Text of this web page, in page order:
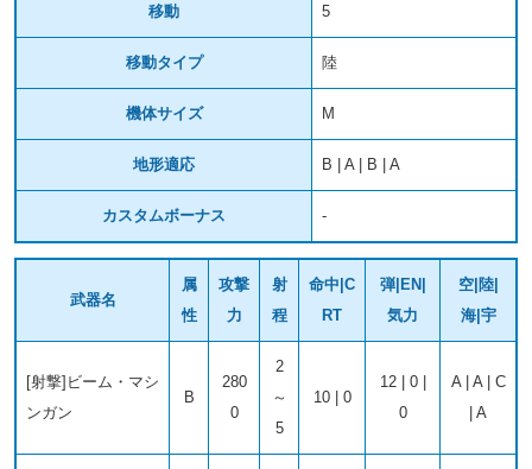
移動 5
移動タイプ 陸
機体サイズ M
地形適応 B | A | B | A
カスタムボーナス -
武器名
属
性
攻撃
力
射
程
命中|C
RT
弾|EN|
気力
空|陸|
海|宇
[射撃]ビーム・マシ
ンガン
B
280
0
2
～
5
10 | 0
12 | 0 |
0
A | A | C
| A